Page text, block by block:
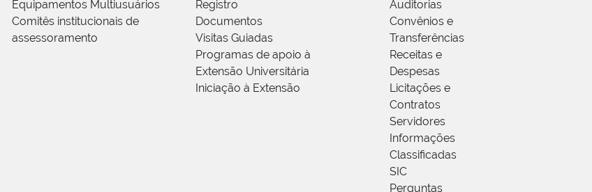
Equipamentos Multiusuários
Comitês institucionais de
assessoramento
Registro
Documentos
Visitas Guiadas
Programas de apoio à
Extensão Universitária
Iniciação à Extensão
Auditorias
Convênios e
Transferências
Receitas e
Despesas
Licitações e
Contratos
Servidores
Informações
Classificadas
SIC
Perguntas